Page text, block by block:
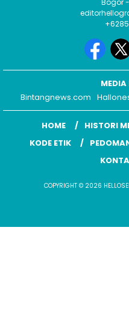
Bogor
MEDIA
Bintangnews.com
HOME HISTORI
KODE ETIK
COPYRIGHT © 2026